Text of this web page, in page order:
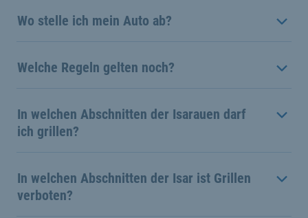
Wo stelle ich mein Auto ab?
Welche Regeln gelten noch?
In welchen Abschnitten der Isarauen darf
ich grillen?
In welchen Abschnitten der Isar ist Grillen
verboten?